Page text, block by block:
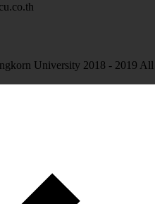
University 2018 - 2019 All